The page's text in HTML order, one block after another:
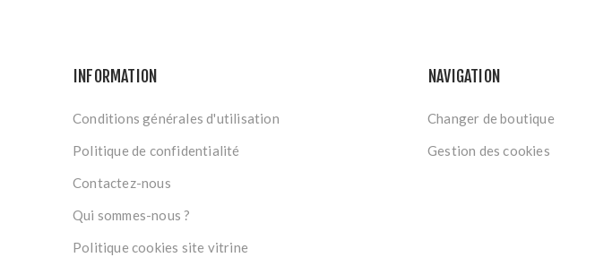
INFORMATION
Conditions générales d'utilisation
Politique de confidentialité
Contactez-nous
Qui sommes-nous ?
Politique cookies site vitrine
NAVIGATION
Changer de boutique
Gestion des cookies